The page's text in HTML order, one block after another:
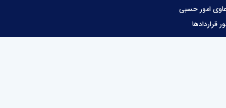
امور حسبی
قراردادها